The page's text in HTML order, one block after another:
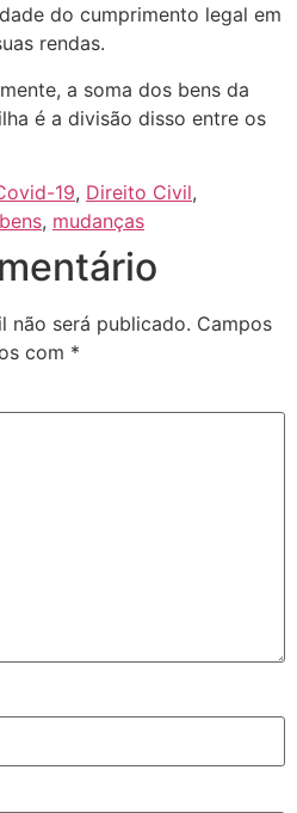
do cumprimento legal em
rendas.
a soma dos bens da
é a divisão disso entre os
19, Direito Civil,
, mudanças
não será publicado. Campos
com *